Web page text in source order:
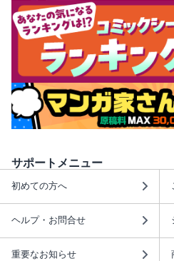
サポートメニュー
初めての方へ
ヘルプ・お問合せ
重要なお知らせ